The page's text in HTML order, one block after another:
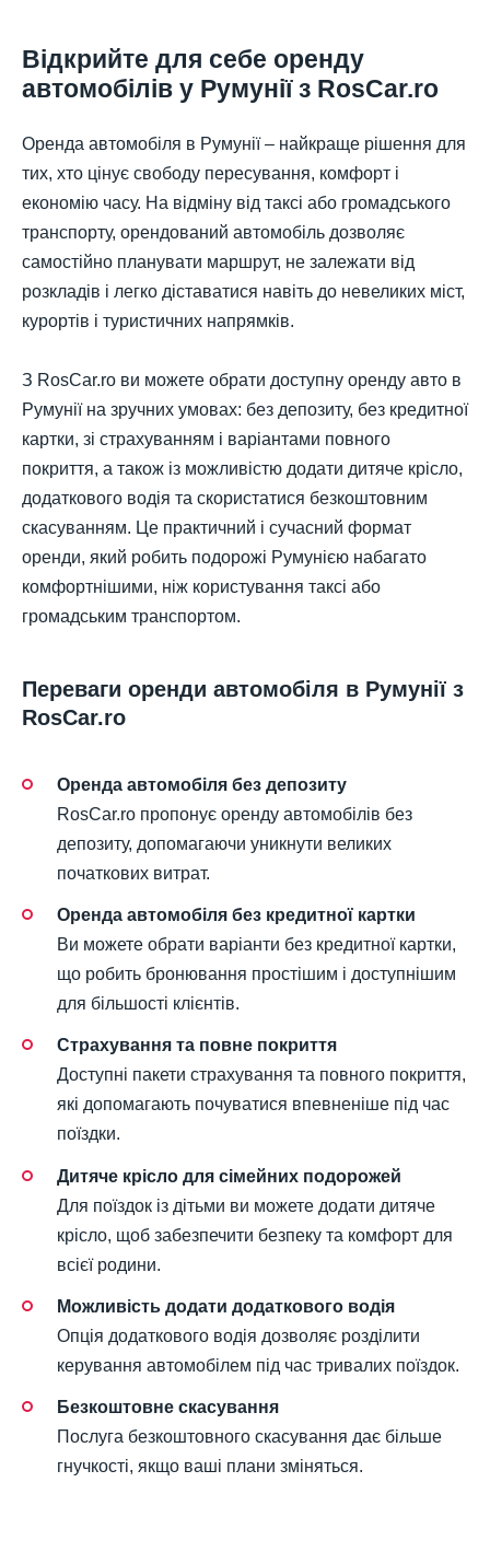
Відкрийте для себе оренду
автомобілів у Румунії з RosCar.ro
Оренда автомобіля в Румунії – найкраще рішення для
тих, хто цінує свободу пересування, комфорт і
економію часу. На відміну від таксі або громадського
транспорту, орендований автомобіль дозволяє
самостійно планувати маршрут, не залежати від
розкладів і легко діставатися навіть до невеликих міст,
курортів і туристичних напрямків.
З RosCar.ro ви можете обрати доступну оренду авто в
Румунії на зручних умовах: без депозиту, без кредитної
картки, зі страхуванням і варіантами повного
покриття, а також із можливістю додати дитяче крісло,
додаткового водія та скористатися безкоштовним
скасуванням. Це практичний і сучасний формат
оренди, який робить подорожі Румунією набагато
комфортнішими, ніж користування таксі або
громадським транспортом.
Переваги оренди автомобіля в Румунії з
RosCar.ro
Оренда автомобіля без депозиту
RosCar.ro пропонує оренду автомобілів без
депозиту, допомагаючи уникнути великих
початкових витрат.
Оренда автомобіля без кредитної картки
Ви можете обрати варіанти без кредитної картки,
що робить бронювання простішим і доступнішим
для більшості клієнтів.
Страхування та повне покриття
Доступні пакети страхування та повного покриття,
які допомагають почуватися впевненіше під час
поїздки.
Дитяче крісло для сімейних подорожей
Для поїздок із дітьми ви можете додати дитяче
крісло, щоб забезпечити безпеку та комфорт для
всієї родини.
Можливість додати додаткового водія
Опція додаткового водія дозволяє розділити
керування автомобілем під час тривалих поїздок.
Безкоштовне скасування
Послуга безкоштовного скасування дає більше
гнучкості, якщо ваші плани зміняться.